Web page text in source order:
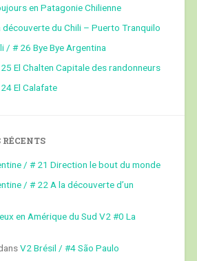
en Patagonie Chilienne
découverte du Chili – Puerto Tranquilo
/ # 26 Bye Bye Argentina
El Chalten Capitale des randonneurs
El Calafate
/ # 21 Direction le bout du monde
/ # 22 A la découverte d’un
en Amérique du Sud V2 #0 La
V2 Brésil / #4 São Paulo